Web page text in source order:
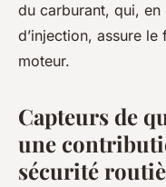
du carburant, qui,
d’injection, assure
moteur.
Capteurs de
une
sécurité